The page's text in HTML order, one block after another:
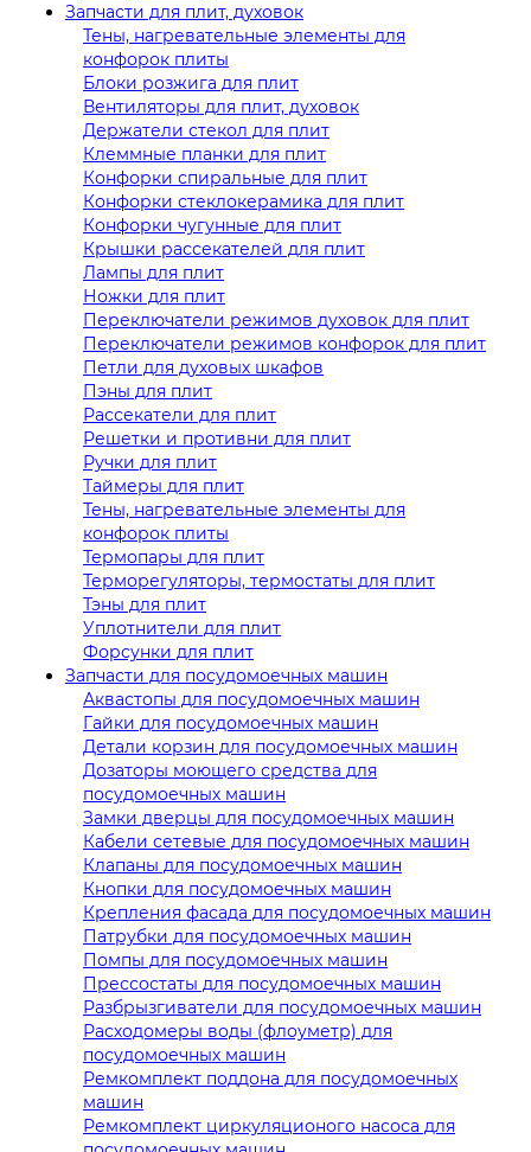
Запчасти для плит, духовок
Тены, нагревательные элементы для
конфорок плиты
Блоки розжига для плит
Вентиляторы для плит, духовок
Держатели стекол для плит
Клеммные планки для плит
Конфорки спиральные для плит
Конфорки стеклокерамика для плит
Конфорки чугунные для плит
Крышки рассекателей для плит
Лампы для плит
Ножки для плит
Переключатели режимов духовок для плит
Переключатели режимов конфорок для плит
Петли для духовых шкафов
Пэны для плит
Рассекатели для плит
Решетки и противни для плит
Ручки для плит
Таймеры для плит
Тены, нагревательные элементы для
конфорок плиты
Термопары для плит
Терморегуляторы, термостаты для плит
Тэны для плит
Уплотнители для плит
Форсунки для плит
Запчасти для посудомоечных машин
Аквастопы для посудомоечных машин
Гайки для посудомоечных машин
Детали корзин для посудомоечных машин
Дозаторы моющего средства для
посудомоечных машин
Замки дверцы для посудомоечных машин
Кабели сетевые для посудомоечных машин
Клапаны для посудомоечных машин
Кнопки для посудомоечных машин
Крепления фасада для посудомоечных машин
Патрубки для посудомоечных машин
Помпы для посудомоечных машин
Прессостаты для посудомоечных машин
Разбрызгиватели для посудомоечных машин
Расходомеры воды (флоуметр) для
посудомоечных машин
Ремкомплект поддона для посудомоечных
машин
Ремкомплект циркуляционого насоса для